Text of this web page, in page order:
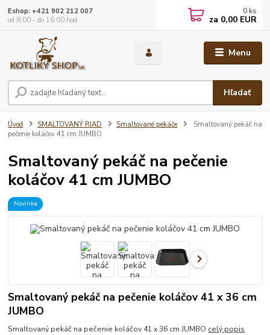
Menu
Hľadať
Eshop: +421 902 212 007
od 8:00 - do 16:00 hod
0 ks
za 0,00 EUR
Úvod SMALTOVANÝ RIAD Smaltované pekáče
Smaltovaný pekáč na
pečenie koláčov 41 cm JUMBO
Smaltovaný pekáč na pečenie
koláčov 41 cm JUMBO
Novinka
Smaltovaný pekáč na pečenie koláčov 41 x 36 cm
JUMBO
Smaltovaný pekáč na pečenie koláčov 41 x 36 cm JUMBO celý popis